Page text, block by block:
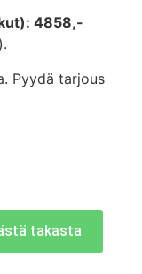
4858,-
Pyydä tarjous
takasta